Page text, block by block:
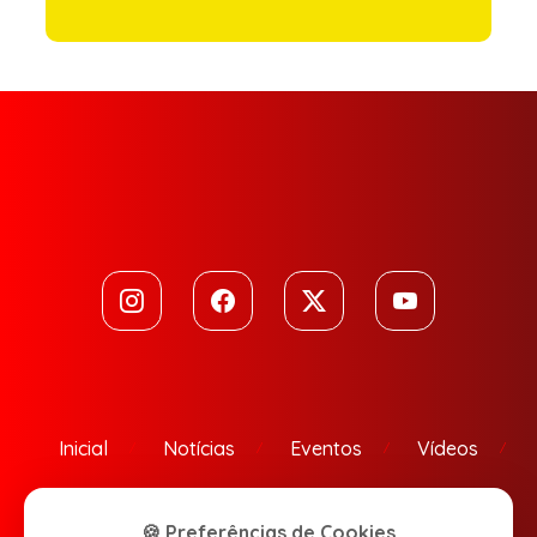
Inicial Notícias Eventos Vídeos
🍪 Preferências de Cookies